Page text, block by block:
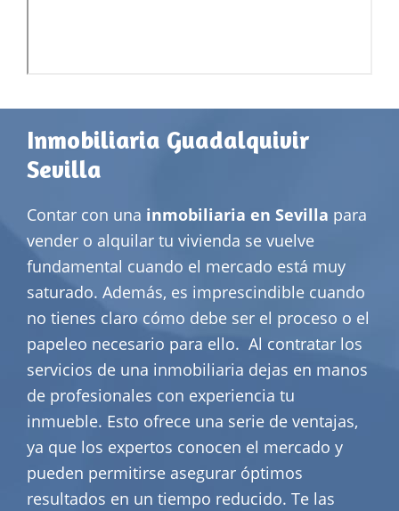
Inmobiliaria Guadalquivir
Sevilla
Contar con una inmobiliaria en Sevilla para
vender o alquilar tu vivienda se vuelve
fundamental cuando el mercado está muy
saturado. Además, es imprescindible cuando
no tienes claro cómo debe ser el proceso o el
papeleo necesario para ello. Al contratar los
servicios de una inmobiliaria dejas en manos
de profesionales con experiencia tu
inmueble. Esto ofrece una serie de ventajas,
ya que los expertos conocen el mercado y
pueden permitirse asegurar óptimos
resultados en un tiempo reducido. Te las